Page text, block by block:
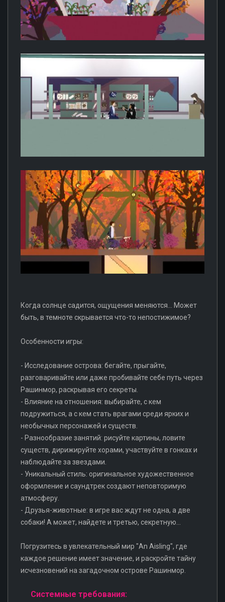
Когда солнце садится, ощущения меняются... Может
быть, в темноте скрывается что-то непостижимое?
Особенности игры:
- Исследование острова: бегайте, прыгайте,
разговаривайте или даже пробивайте себе путь через
Рашинмор, раскрывая его секреты.
- Влияние на отношения: выбирайте, с кем
подружиться, а с кем стать врагами среди ярких и
необычных персонажей и существ.
- Разнообразие занятий: рисуйте картины, ловите
существ, дирижируйте хорами, участвуйте в гонках и
наблюдайте за звездами.
- Уникальный стиль: оригинальное художественное
оформление и саундтрек создают неповторимую
атмосферу.
- Друзья-животные: в игре вас ждут не одна, а две
собаки! А может, найдете и третью, секретную...
Погрузитесь в увлекательный мир "An Aisling", где
каждое решение имеет значение, и раскройте тайну
исчезновений на загадочном острове Рашинмор.
Системные требования: